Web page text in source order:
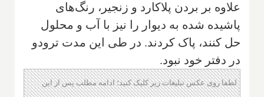
علاوه بر بردن پلاکارد و زنجیر، رنگ‌های
پاشیده شده به دیوار را نیز با آب و محلول
حل کنند، پاک کردند. در طی این مدت ترودو
در دفتر خود نبود.
لطفا روی عکس تبلیغات زیر کلیک کنید؛ ادامه مطلب پس از این